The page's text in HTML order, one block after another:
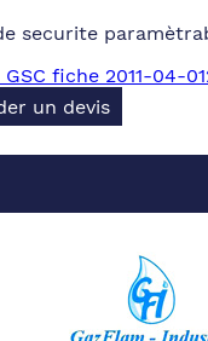
securite
fiche 2011-04-
un devis